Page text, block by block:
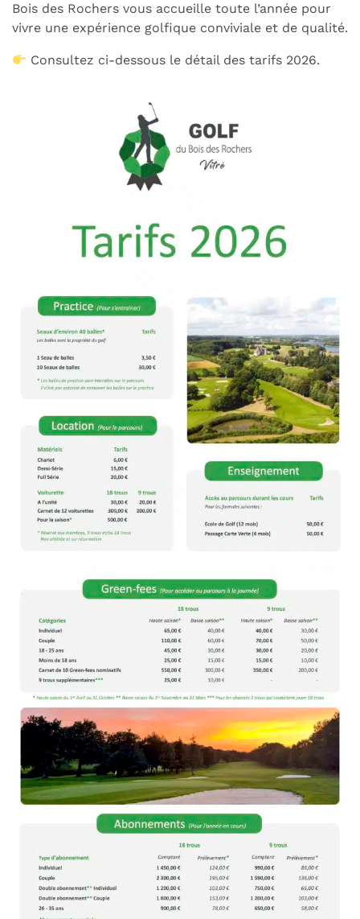
Bois des Rochers vous accueille toute l’année pour
vivre une expérience golfique conviviale et de qualité.
Consultez ci-dessous le détail des tarifs 2026.